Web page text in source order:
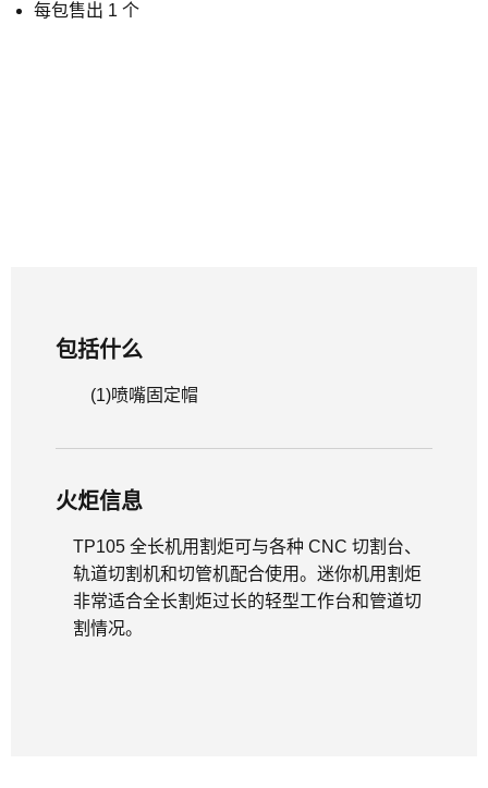
每包售出 1 个
包括什么
(1)喷嘴固定帽
火炬信息
TP105 全长机用割炬可与各种 CNC 切割台、
轨道切割机和切管机配合使用。迷你机用割炬
非常适合全长割炬过长的轻型工作台和管道切
割情况。